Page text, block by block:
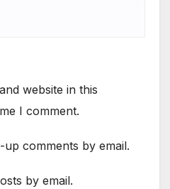
website in this
I comment.
comments by email.
by email.